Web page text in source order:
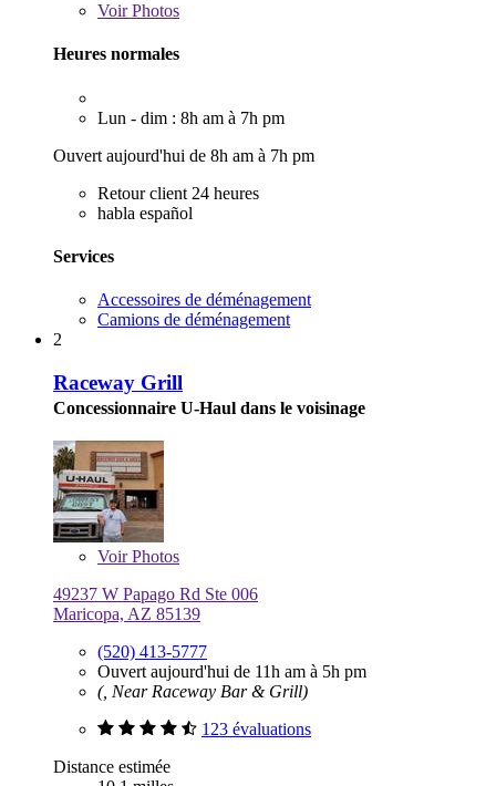
VoirPhotos
Heures normales
Lun - dim : 8h am à 7h pm
Ouvert aujourd'hui de 8h am à 7h pm
Retour client 24 heures
habla español
Services
Accessoires de déménagement
Camions de déménagement
2
Raceway Grill
Concessionnaire U-Haul dans le voisinage
VoirPhotos
49237 W Papago Rd Ste 006
Maricopa, AZ 85139
(520) 413-5777
Ouvert aujourd'hui de 11h am à 5h pm
(, Near Raceway Bar & Grill)
123 évaluations
Distance estimée